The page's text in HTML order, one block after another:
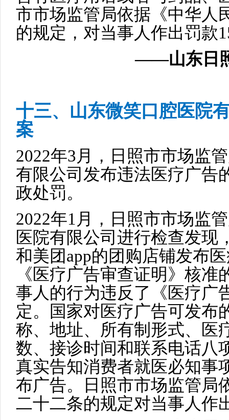
市市场监管局依据《中华人
的规定，对当事人作出罚款
——山东日
十三、山东微笑口腔医院
案
2022年3月，日照市市场监
有限公司发布违法医疗广告
政处罚。
2022年1月，日照市市场监
医院有限公司进行检查发现
和美团app的团购店铺发布
《医疗广告审查证明》核
事人的行为违反了《医疗广
定。国家对医疗广告可发布
称、地址、所有制形式、医
数、接诊时间和联系电话八
真实告知消费者就医必知事
布广告。日照市市场监管局
二十二条的规定对当事人作